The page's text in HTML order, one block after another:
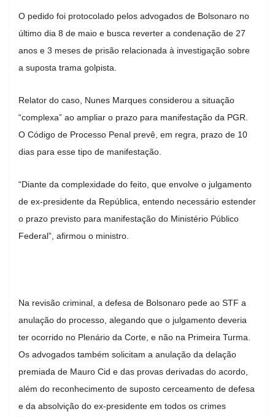
O pedido foi protocolado pelos advogados de Bolsonaro no
último dia 8 de maio e busca reverter a condenação de 27
anos e 3 meses de prisão relacionada à investigação sobre
a suposta trama golpista.
Relator do caso, Nunes Marques considerou a situação
“complexa” ao ampliar o prazo para manifestação da PGR.
O Código de Processo Penal prevê, em regra, prazo de 10
dias para esse tipo de manifestação.
“Diante da complexidade do feito, que envolve o julgamento
de ex-presidente da República, entendo necessário estender
o prazo previsto para manifestação do Ministério Público
Federal”, afirmou o ministro.
Na revisão criminal, a defesa de Bolsonaro pede ao STF a
anulação do processo, alegando que o julgamento deveria
ter ocorrido no Plenário da Corte, e não na Primeira Turma.
Os advogados também solicitam a anulação da delação
premiada de Mauro Cid e das provas derivadas do acordo,
além do reconhecimento de suposto cerceamento de defesa
e da absolvição do ex-presidente em todos os crimes